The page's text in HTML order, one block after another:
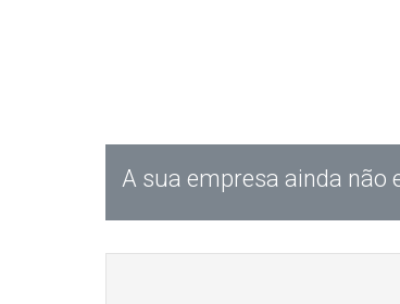
A sua empresa ainda não